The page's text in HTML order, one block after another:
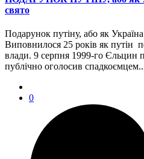
свято
Подарунок путіну, або як
Виповнилося 25 років як путін
влади. 9 серпня 1999-го Єльцин
публічно оголосив
0